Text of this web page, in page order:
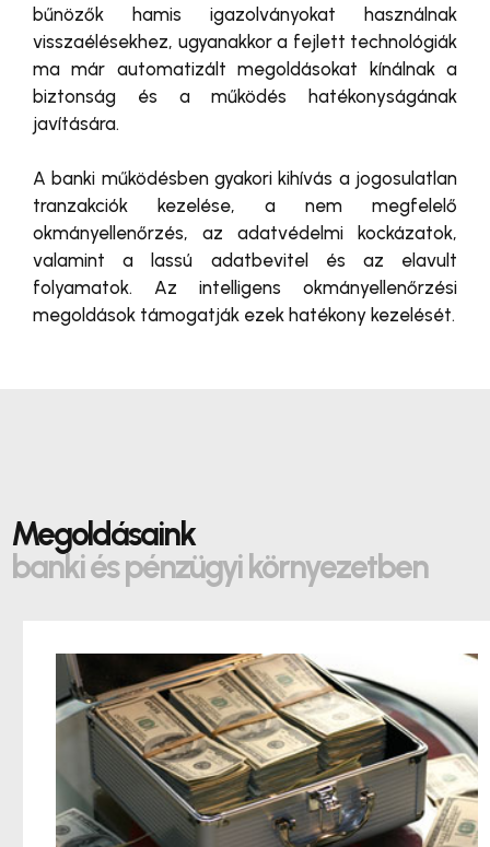
bűnözők hamis igazolványokat használnak
visszaélésekhez, ugyanakkor a fejlett technológiák
ma már automatizált megoldásokat kínálnak a
biztonság és a működés hatékonyságának
javítására.
A banki működésben gyakori kihívás a jogosulatlan
tranzakciók kezelése, a nem megfelelő
okmányellenőrzés, az adatvédelmi kockázatok,
valamint a lassú adatbevitel és az elavult
folyamatok. Az intelligens okmányellenőrzési
megoldások támogatják ezek hatékony kezelését.
Megoldásaink
banki és pénzügyi környezetben